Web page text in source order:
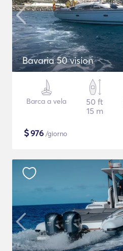
Bavaria 50 vision
Barca a vela
50 ft
15 m
$976 /giorno